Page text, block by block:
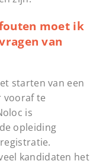
moet ik
van
starten van een
vooraf te
is
opleiding
kandidaten het